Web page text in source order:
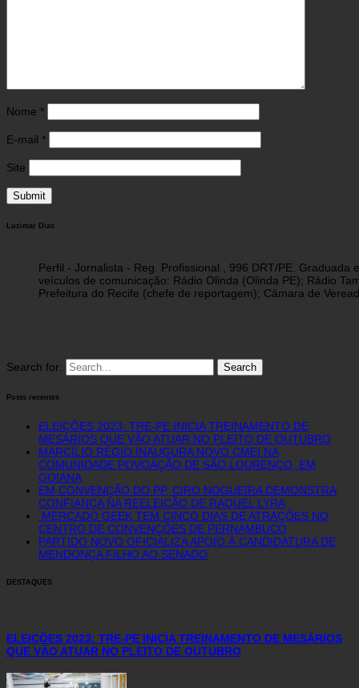
Nome *
E-mail *
Site
Luzimar Dias
Perfil - Jornalista - Reg. Profissional , 996 DRT/PE.
veículos de comunicação: Rádio Olinda (Olinda PE); Rádio
Prefeitura do Recife (chefe de reportagem); Câmara de
Search for:
Posts recentes
ELEIÇÕES 2023: TRE-PE INICIA TREINAMENTO DE
MESÁRIOS QUE VÃO ATUAR NO PLEITO DE OUTUBRO
MARCÍLIO RÉGIO INAUGURA NOVO CMEI NA
COMUNIDADE POVOAÇÃO DE SÃO LOURENÇO, EM
GOIANA
EM CONVENÇÃO DO PP, CIRO NOGUEIRA DEMONSTRA
CONFIANÇA NA REELEIÇÃO DE RAQUEL LYRA
MERCADO GEEK TEM CINCO DIAS DE ATRAÇÕES NO
CENTRO DE CONVENÇÕES DE PERNAMBUCO
PARTIDO NOVO OFICIALIZA APOIO À CANDIDATURA DE
MENDONÇA FILHO AO SENADO
DESTAQUES
ELEIÇÕES 2023: TRE-PE INICIA TREINAMENTO DE MESÁRIOS
QUE VÃO ATUAR NO PLEITO DE OUTUBRO